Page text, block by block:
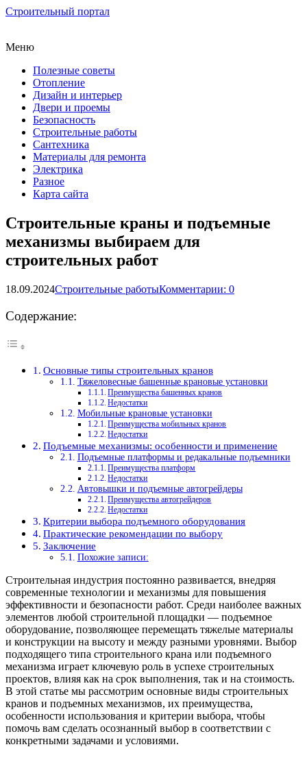
Строительный портал
Меню
Полезные советы
Отопление
Дизайн и интерьер
Двери и проемы
Безопасность
Строительные работы
Сантехника
Материалы для ремонта
Электрика
Разное
Карта сайта
Строительные краны и подъемные
механизмы выбираем для
строительных работ
18.09.2024Строительные работыКомментарии: 0
Содержание:
Основные типы строительных кранов
Тяжеловесные башенные крановые установки
Преимущества башенных кранов
Недостатки
Мобильные крановые установки
Преимущества мобильных кранов
Недостатки
Подъемные механизмы: особенности и применение
Подъемные платформы и редакальные подъемники
Преимущества платформ
Недостатки
Автовышки и подъемные автогрейдеры
Преимущества автогрейдеров
Недостатки
Критерии выбора подъемного оборудования
Практические рекомендации по выбору
Заключение
Похожие записи:
Строительная индустрия постоянно развивается, внедряя
современные технологии и механизмы для повышения
эффективности и безопасности работ. Среди наиболее важных
элементов любой строительной площадки — подъемное
оборудование, позволяющее перемещать тяжелые материалы
и конструкции на высоту и между разными уровнями. Выбор
подходящего типа строительного крана или подъемного
механизма играет ключевую роль в успехе строительных
проектов, влияя как на срок выполнения, так и на стоимость.
В этой статье мы рассмотрим основные виды строительных
кранов и подъемных механизмов, их преимущества,
особенности использования и критерии выбора, чтобы
помочь вам сделать осознанный выбор в соответствии с
конкретными задачами и условиями.